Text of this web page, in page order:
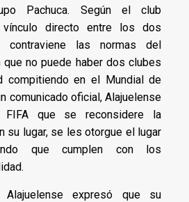
Pachuca. Según el club
vínculo directo entre los dos
contraviene las normas del
no puede haber dos clubes
compitiendo en el Mundial de
comunicado oficial, Alajuelense
que se reconsidere la
su lugar, se les otorgue el lugar
que cumplen con los
Alajuelense expresó que su